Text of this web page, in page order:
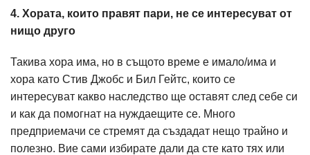
4. Хората, които правят пари, не се интересуват от
нищо друго
Такива хора има, но в същото време е имало/има и
хора като Стив Джобс и Бил Гейтс, които се
интересуват какво наследство ще оставят след себе си
и как да помогнат на нуждаещите се. Много
предприемачи се стремят да създадат нещо трайно и
полезно. Вие сами избирате дали да сте като тях или